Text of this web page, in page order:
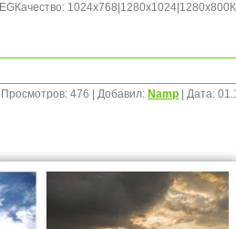
Качество: 1024х768|1280х1024|1280х800
Просмотров: 476 Добавил: Namp Дата: